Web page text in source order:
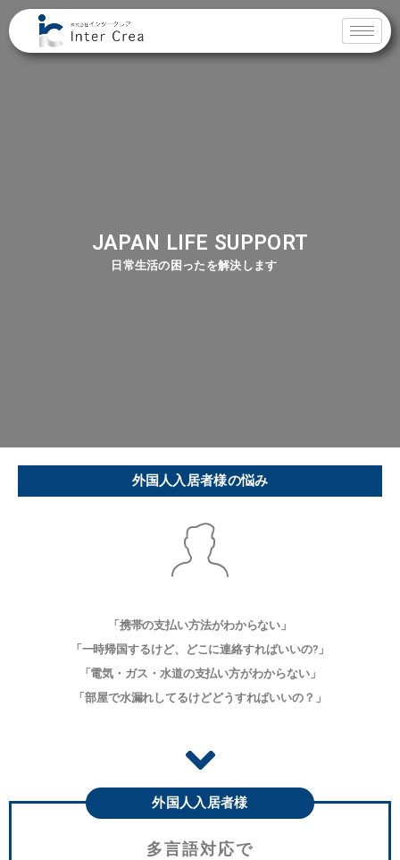
JAPAN LIFE SUPPORT
日常生活の困ったを解決します
外国人入居者様の悩み
「携帯の支払い方法がわからない」
「一時帰国するけど、どこに連絡すればいいの?」
「電気・ガス・水道の支払い方がわからない」
「部屋で水漏れしてるけどどうすればいいの？」
外国人入居者様
多言語対応で